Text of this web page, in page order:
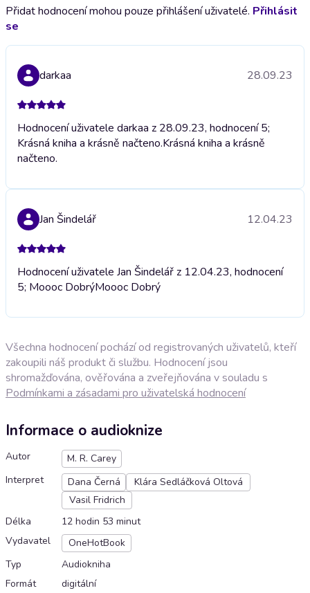
Přidat hodnocení mohou pouze přihlášení uživatelé. Přihlásit
se
darkaa 28.09.23
Hodnocení uživatele darkaa z 28.09.23, hodnocení 5;
Krásná kniha a krásně načteno.Krásná kniha a krásně
načteno.
Jan Šindelář 12.04.23
Hodnocení uživatele Jan Šindelář z 12.04.23, hodnocení
5; Moooc DobrýMoooc Dobrý
Všechna hodnocení pochází od registrovaných uživatelů, kteří
zakoupili náš produkt či službu. Hodnocení jsou
shromažďována, ověřována a zveřejňována v souladu s
Podmínkami a zásadami pro uživatelská hodnocení
Informace o audioknize
Autor
M. R. Carey
Interpret
Dana Černá
Klára Sedláčková Oltová
Vasil Fridrich
Délka
12 hodin 53 minut
Vydavatel
OneHotBook
Typ
Audiokniha
Formát
digitální